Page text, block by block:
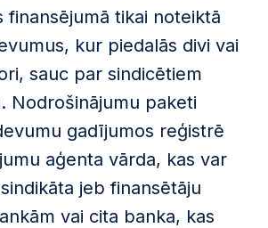
finansējumā tikai noteiktā
kur piedalās divi vai
sauc par sindicētiem
Nodrošinājumu paketi
gadījumos reģistrē
aģenta vārda, kas var
jeb finansētāju
vai cita banka, kas